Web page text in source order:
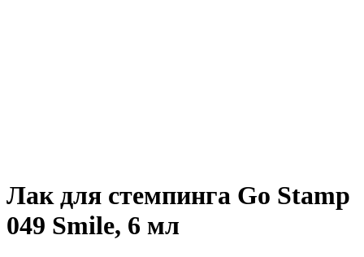
Лак для стемпинга Go Stamp
049 Smile, 6 мл